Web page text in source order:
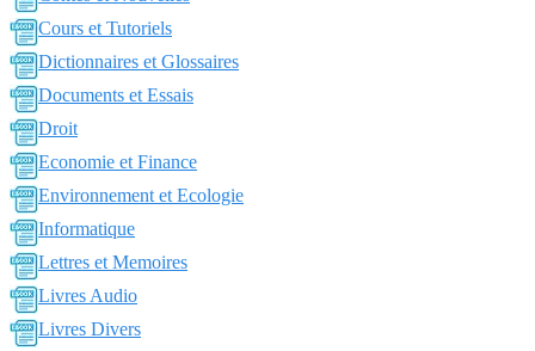
Cours et Tutoriels
Dictionnaires et Glossaires
Documents et Essais
Droit
Economie et Finance
Environnement et Ecologie
Informatique
Lettres et Memoires
Livres Audio
Livres Divers